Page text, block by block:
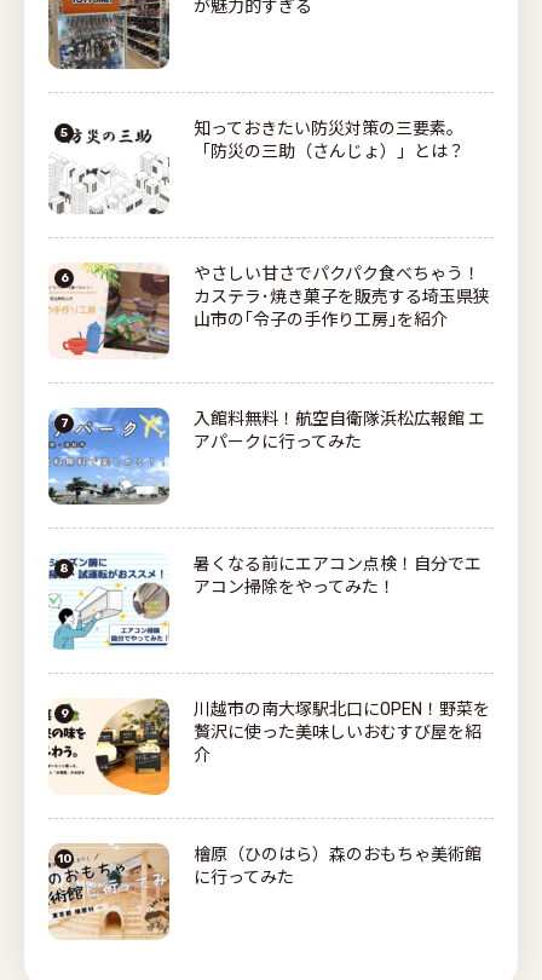
が魅力的すぎる
知っておきたい防災対策の三要素。
「防災の三助（さんじょ）」とは？
やさしい甘さでパクパク食べちゃう！
カステラ･焼き菓子を販売する埼玉県狭
山市の｢令子の手作り工房｣を紹介
入館料無料！航空自衛隊浜松広報館 エ
アパークに行ってみた
暑くなる前にエアコン点検！自分でエ
アコン掃除をやってみた！
川越市の南大塚駅北口にOPEN！野菜を
贅沢に使った美味しいおむすび屋を紹
介
檜原（ひのはら）森のおもちゃ美術館
に行ってみた